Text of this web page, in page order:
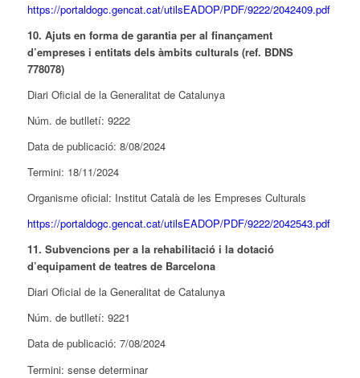
https://portaldogc.gencat.cat/utilsEADOP/PDF/9222/2042409.pdf
10. Ajuts en forma de garantia per al finançament
d’empreses i entitats dels àmbits culturals (ref. BDNS
778078)
Diari Oficial de la Generalitat de Catalunya
Núm. de butlletí: 9222
Data de publicació: 8/08/2024
Termini: 18/11/2024
Organisme oficial: Institut Català de les Empreses Culturals
https://portaldogc.gencat.cat/utilsEADOP/PDF/9222/2042543.pdf
11. Subvencions per a la rehabilitació i la dotació
d’equipament de teatres de Barcelona
Diari Oficial de la Generalitat de Catalunya
Núm. de butlletí: 9221
Data de publicació: 7/08/2024
Termini: sense determinar